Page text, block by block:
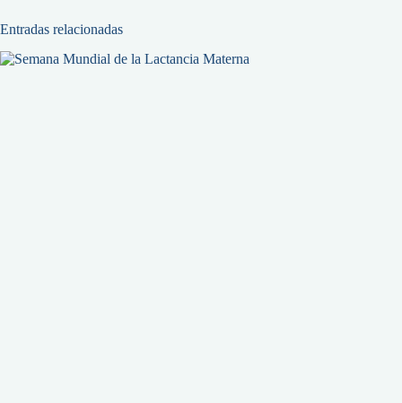
Entradas relacionadas